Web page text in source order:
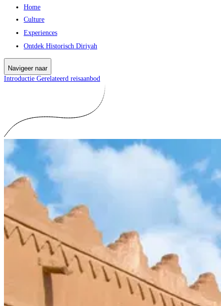
Home
Culture
Experiences
Ontdek Historisch Diriyah
Navigeer naar
Introductie Gerelateerd reisaanbod